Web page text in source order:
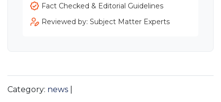
Fact Checked & Editorial Guidelines
Reviewed by: Subject Matter Experts
Category: news